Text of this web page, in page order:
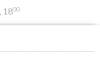
, 1800